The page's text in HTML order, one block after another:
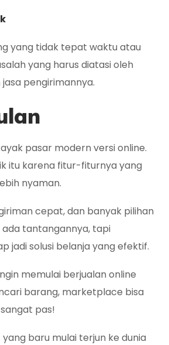
yang tidak tepat waktu atau
yang harus diatasi oleh
pengirimannya.
pasar modern versi online.
itu karena fitur-fiturnya yang
nyaman.
cepat, dan banyak pilihan
ada tantangannya, tapi
jadi solusi belanja yang efektif.
memulai berjualan online
barang, marketplace bisa
pas!
baru mulai terjun ke dunia